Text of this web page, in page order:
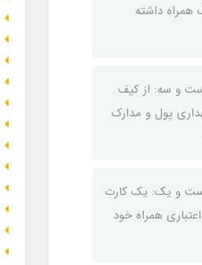
داشته
و سه: از کیف
پول و مدارک
و یک: یک کارت
همراه خود